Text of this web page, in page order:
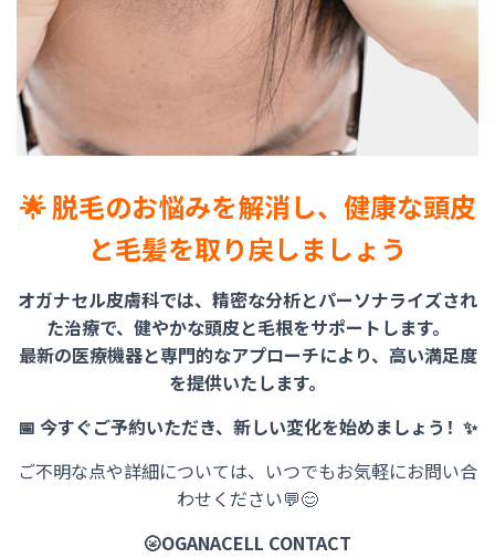
🌟 脱毛のお悩みを解消し、健康な頭皮
と毛髪を取り戻しましょう
オガナセル皮膚科では、精密な分析とパーソナライズされ
た治療で、健やかな頭皮と毛根をサポートします。
最新の医療機器と専門的なアプローチにより、高い満足度
を提供いたします。
📅 今すぐご予約いただき、新しい変化を始めましょう！✨
ご不明な点や詳細については、いつでもお気軽にお問い合
わせください💬😊
🌝OGANACELL CONTACT